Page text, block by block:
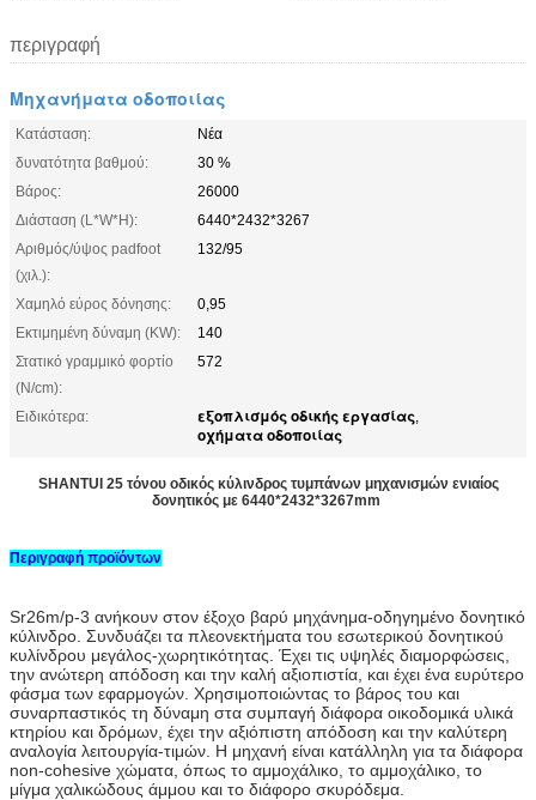
περιγραφή
Μηχανήματα οδοποιίας
Κατάσταση:
Νέα
δυνατότητα βαθμού:
30 %
Βάρος:
26000
Διάσταση (L*W*H):
6440*2432*3267
Αριθμός/ύψος padfoot
(χιλ.):
132/95
Χαμηλό εύρος δόνησης:
0,95
Εκτιμημένη δύναμη (KW):
140
Στατικό γραμμικό φορτίο
(N/cm):
572
Ειδικότερα: εξοπλισμός οδικής εργασίας,
οχήματα οδοποιίας
SHANTUI 25 τόνου οδικός κύλινδρος τυμπάνων μηχανισμών ενιαίος
δονητικός με 6440*2432*3267mm
Περιγραφή προϊόντων
Sr26m/p-3 ανήκουν στον έξοχο βαρύ μηχάνημα-οδηγημένο δονητικό
κύλινδρο. Συνδυάζει τα πλεονεκτήματα του εσωτερικού δονητικού
κυλίνδρου μεγάλος-χωρητικότητας. Έχει τις υψηλές διαμορφώσεις,
την ανώτερη απόδοση και την καλή αξιοπιστία, και έχει ένα ευρύτερο
φάσμα των εφαρμογών. Χρησιμοποιώντας το βάρος του και
συναρπαστικός τη δύναμη στα συμπαγή διάφορα οικοδομικά υλικά
κτηρίου και δρόμων, έχει την αξιόπιστη απόδοση και την καλύτερη
αναλογία λειτουργία-τιμών. Η μηχανή είναι κατάλληλη για τα διάφορα
non-cohesive χώματα, όπως το αμμοχάλικο, το αμμοχάλικο, το
μίγμα χαλικώδους άμμου και το διάφορο σκυρόδεμα.